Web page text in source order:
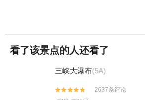
看了该景点的人还看了
三峡大瀑布(5A)


2637条评论